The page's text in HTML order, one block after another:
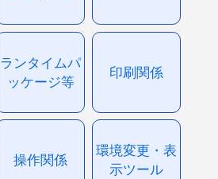
ランタイムパ
ッケージ等
印刷関係
操作関係
環境変更・表
示ツール